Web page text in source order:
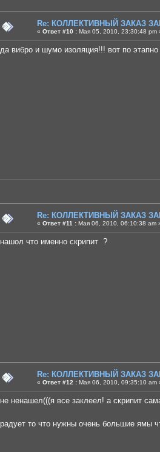
Re: КОЛЛЕКТИВНЫЙ ЗАКАЗ
« Ответ #10 : Мая 05, 2010, 23:30:48 pm
да вибро и шумо изоляция!!! вот по этапно
Re: КОЛЛЕКТИВНЫЙ ЗАКАЗ
« Ответ #11 : Мая 06, 2010, 06:10:38 am
нашол что именно скрипит ?
Re: КОЛЛЕКТИВНЫЙ ЗАКАЗ
« Ответ #12 : Мая 06, 2010, 09:35:10 am
не ненашел(((я все заклеел! а скрипит
радует то что нужны очень большие ямы